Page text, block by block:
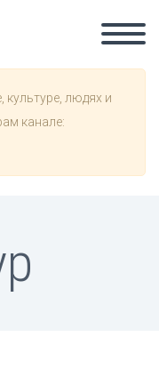
культуре, людях и
канале: